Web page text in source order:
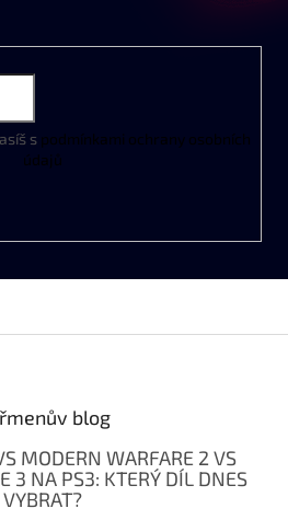
s podmínkami ochrany osobních
údajů
blog
MODERN WARFARE 2 VS
3 NA PS3: KTERÝ DÍL DNES
VYBRAT?